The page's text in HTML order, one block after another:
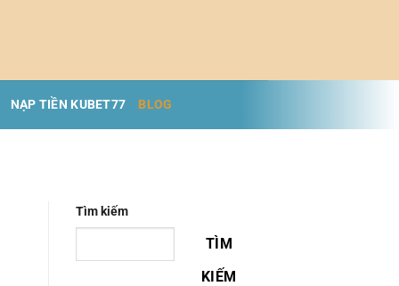
NẠP TIỀN KUBET77 BLOG
Tìm kiếm
TÌM
KIẾM